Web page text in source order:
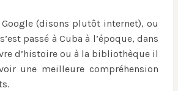
Google (disons plutôt internet), ou
passé à Cuba à l’époque, dans
d’histoire ou à la bibliothèque il
une meilleure compréhension